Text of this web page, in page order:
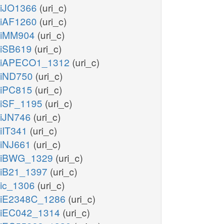
iJO1366 (uri_c)
iAF1260 (uri_c)
iMM904 (uri_c)
iSB619 (uri_c)
iAPECO1_1312 (uri_c)
iND750 (uri_c)
iPC815 (uri_c)
iSF_1195 (uri_c)
iJN746 (uri_c)
iIT341 (uri_c)
iNJ661 (uri_c)
iBWG_1329 (uri_c)
iB21_1397 (uri_c)
ic_1306 (uri_c)
iE2348C_1286 (uri_c)
iEC042_1314 (uri_c)